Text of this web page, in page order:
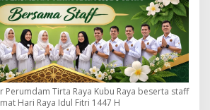
Perumdam Tirta Raya Kubu Raya beserta staff
Hari Raya Idul Fitri 1447 H